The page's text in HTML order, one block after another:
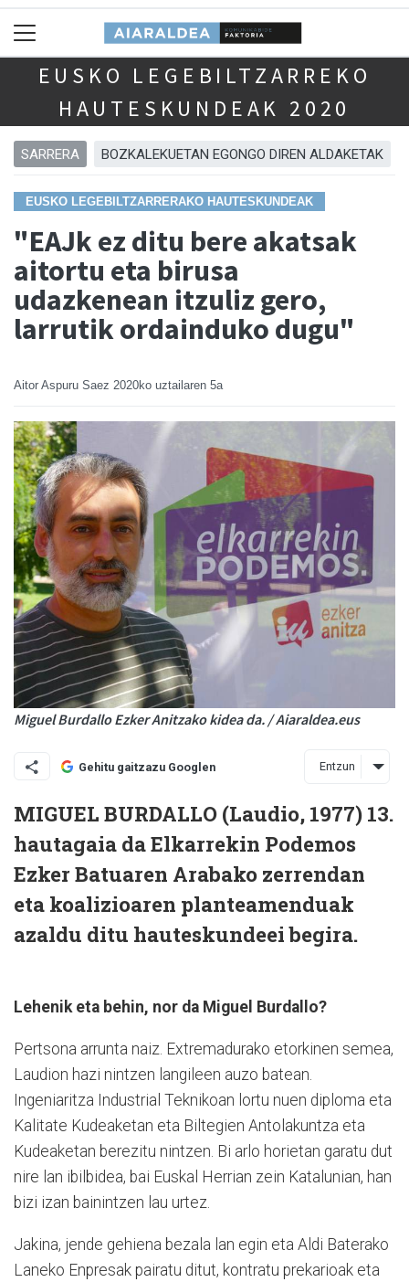
EUSKO LEGEBILTZARREKO
HAUTESKUNDEAK 2020
SARRERA BOZKALEKUETAN EGONGO DIREN ALDAKETAK
EUSKO LEGEBILTZARRERAKO HAUTESKUNDEAK
"EAJk ez ditu bere akatsak
aitortu eta birusa
udazkenean itzuliz gero,
larrutik ordainduko dugu"
Aitor Aspuru Saez 2020ko uztailaren 5a
Miguel Burdallo Ezker Anitzako kidea da. / Aiaraldea.eus
Gehitu gaitzazu Googlen Entzun
MIGUEL BURDALLO (Laudio, 1977) 13.
hautagaia da Elkarrekin Podemos
Ezker Batuaren Arabako zerrendan
eta koalizioaren planteamenduak
azaldu ditu hauteskundeei begira.
Lehenik eta behin, nor da Miguel Burdallo?
Pertsona arrunta naiz. Extremadurako etorkinen semea,
Laudion hazi nintzen langileen auzo batean.
Ingeniaritza Industrial Teknikoan lortu nuen diploma eta
Kalitate Kudeaketan eta Biltegien Antolakuntza eta
Kudeaketan berezitu nintzen. Bi arlo horietan garatu dut
nire lan ibilbidea, bai Euskal Herrian zein Katalunian, han
bizi izan bainintzen lau urtez.
Jakina, jende gehiena bezala lan egin eta Aldi Baterako
Laneko Enpresak pairatu ditut, kontratu prekarioak eta